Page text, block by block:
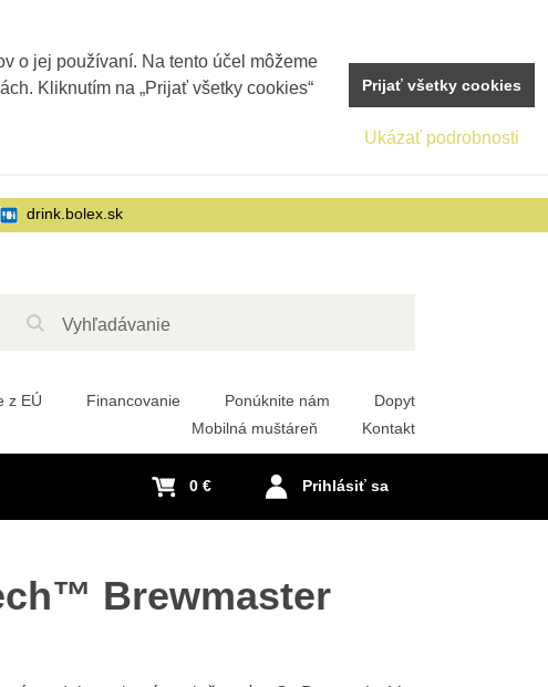
z EÚ Financovanie Ponúknite nám
Dopyt
Mobilná muštáreň
Kontakt
Prihlásiť sa
0 €
drink.bolex.sk
Brewmaster
o jej používaní. Na tento účel môžeme
Kliknutím na „Prijať všetky cookies“
Ukázať podrobnosti
Prijať všetky cookies